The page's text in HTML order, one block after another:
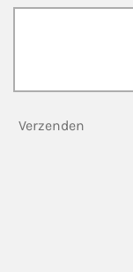
Verzenden